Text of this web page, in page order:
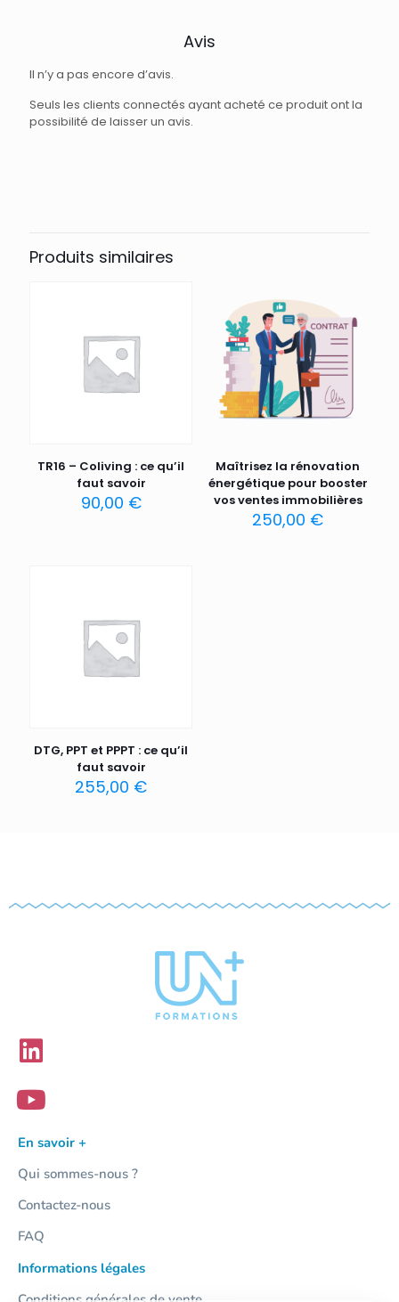
Avis
Il n’y a pas encore d’avis.
Seuls les clients connectés ayant acheté ce produit ont la
possibilité de laisser un avis.
Produits similaires
TR16 – Coliving : ce qu’il
faut savoir
90,00 €
Maîtrisez la rénovation
énergétique pour booster
vos ventes immobilières
250,00 €
DTG, PPT et PPPT : ce qu’il
faut savoir
255,00 €
En savoir +
Qui sommes-nous ?
Contactez-nous
FAQ
Informations légales